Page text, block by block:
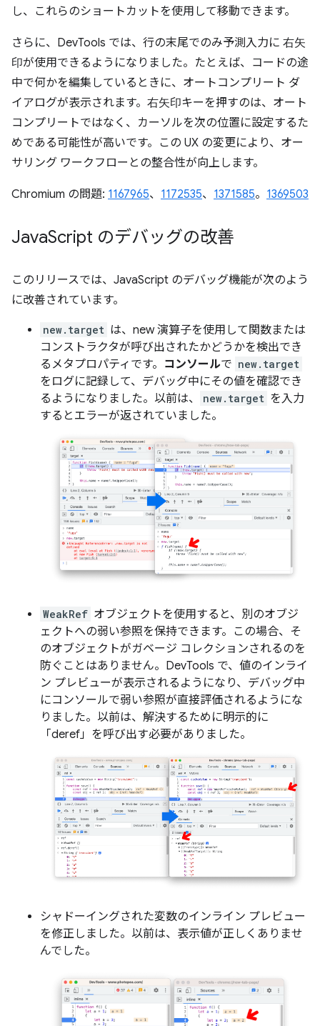
し、これらのショートカットを使用して移動できます。
さらに、DevTools では、行の末尾でのみ予測入力に 右矢
印が使用できるようになりました。たとえば、コードの途
中で何かを編集しているときに、オートコンプリート ダ
イアログが表示されます。 右矢印キーを押すのは、オート
コンプリートではなく、カーソルを次の位置に設定するた
めである可能性が高いです。この UX の変更により、オー
サリング ワークフローとの整合性が向上します。
Chromium の問題: 1167965、 1172535、 1371585。 1369503
JavaScript のデバッグの改善
このリリースでは、JavaScript のデバッグ機能が次のよう
に改善されています。
new.target は、new 演算子を使用して関数または
コンストラクタが呼び出されたかどうかを検出でき
るメタプロパティです。 コンソールで new.target
をログに記録して、デバッグ中にその値を確認でき
るようになりました。以前は、
new.target を入力
するとエラーが返されていました。
WeakRef オブジェクトを使用すると、別のオブジ
ェクトへの弱い参照を保持できます。この場合、そ
のオブジェクトがガベージ コレクションされるのを
防ぐことはありません。DevTools で、値のインライ
ン プレビューが表示されるようになり、デバッグ中
にコンソールで弱い参照が直接評価されるようにな
りました。以前は、解決するために明示的に
「deref」を呼び出す必要がありました。
シャドーイングされた変数のインライン プレビュー
を修正しました。以前は、表示値が正しくありませ
んでした。